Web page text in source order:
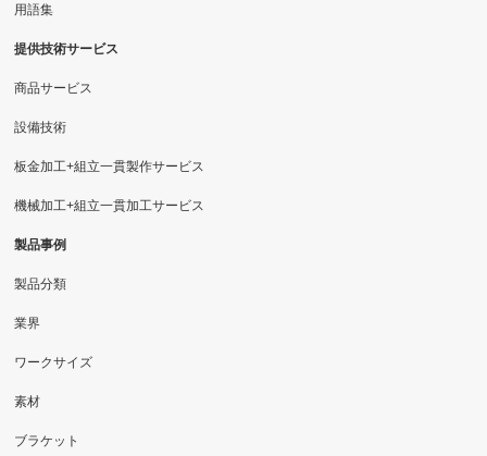
用語集
提供技術サービス
商品サービス
設備技術
板金加工+組立一貫製作サービス
機械加工+組立一貫加工サービス
製品事例
製品分類
業界
ワークサイズ
素材
ブラケット